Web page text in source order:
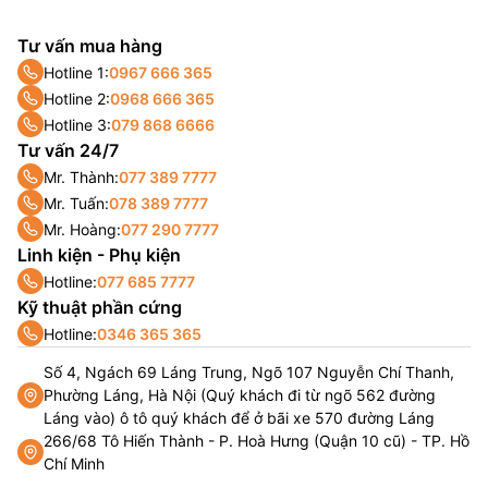
Tư vấn mua hàng
Hotline 1:0967 666 365
Hotline 2:0968 666 365
Hotline 3:079 868 6666
Tư vấn 24/7
Mr. Thành:077 389 7777
Mr. Tuấn:078 389 7777
Mr. Hoàng:077 290 7777
Linh kiện - Phụ kiện
Hotline:077 685 7777
Kỹ thuật phần cứng
Hotline:0346 365 365
Số 4, Ngách 69 Láng Trung, Ngõ 107 Nguyễn Chí Thanh,
Phường Láng, Hà Nội (Quý khách đi từ ngõ 562 đường
Láng vào) ô tô quý khách để ở bãi xe 570 đường Láng
266/68 Tô Hiến Thành - P. Hoà Hưng (Quận 10 cũ) - TP. Hồ
Chí Minh